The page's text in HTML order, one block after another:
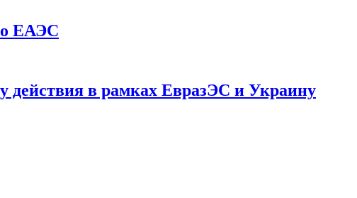
о ЕАЭС
действия в рамках ЕвразЭС и Украину